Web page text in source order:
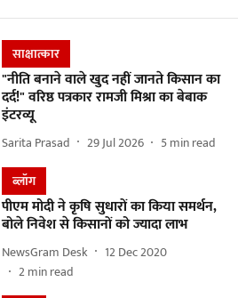
साक्षात्कार
"नीति बनाने वाले खुद नहीं जानते किसान का
दर्द!" वरिष्ठ पत्रकार रामजी मिश्रा का बेबाक
इंटरव्यू
Sarita Prasad 29 Jul 2026 5min read
ब्लॉग
पीएम मोदी ने कृषि सुधारों का किया समर्थन,
बोले निवेश से किसानों को ज्यादा लाभ
NewsGram Desk
12 Dec 2020
2min read